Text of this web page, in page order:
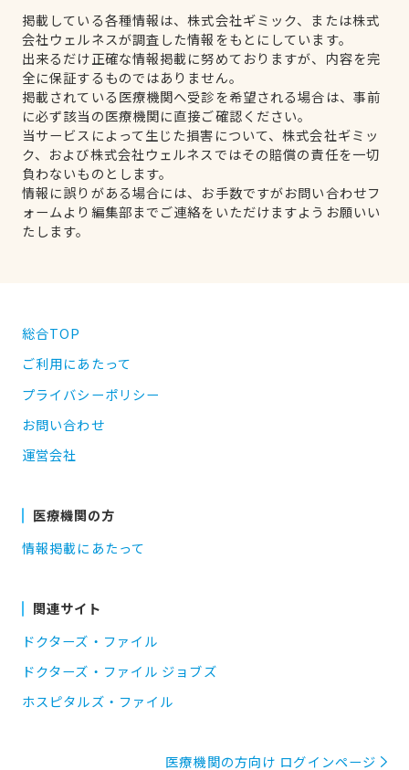
掲載している各種情報は、株式会社ギミック、または株式
会社ウェルネスが調査した情報をもとにしています。
出来るだけ正確な情報掲載に努めておりますが、内容を完
全に保証するものではありません。
掲載されている医療機関へ受診を希望される場合は、事前
に必ず該当の医療機関に直接ご確認ください。
当サービスによって生じた損害について、株式会社ギミッ
ク、および株式会社ウェルネスではその賠償の責任を一切
負わないものとします。
情報に誤りがある場合には、お手数ですがお問い合わせフ
ォームより編集部までご連絡をいただけますようお願いい
たします。
総合TOP
ご利用にあたって
プライバシーポリシー
お問い合わせ
運営会社
医療機関の方
情報掲載にあたって
関連サイト
ドクターズ・ファイル
ドクターズ・ファイル ジョブズ
ホスピタルズ・ファイル
医療機関の方向け ログインページ